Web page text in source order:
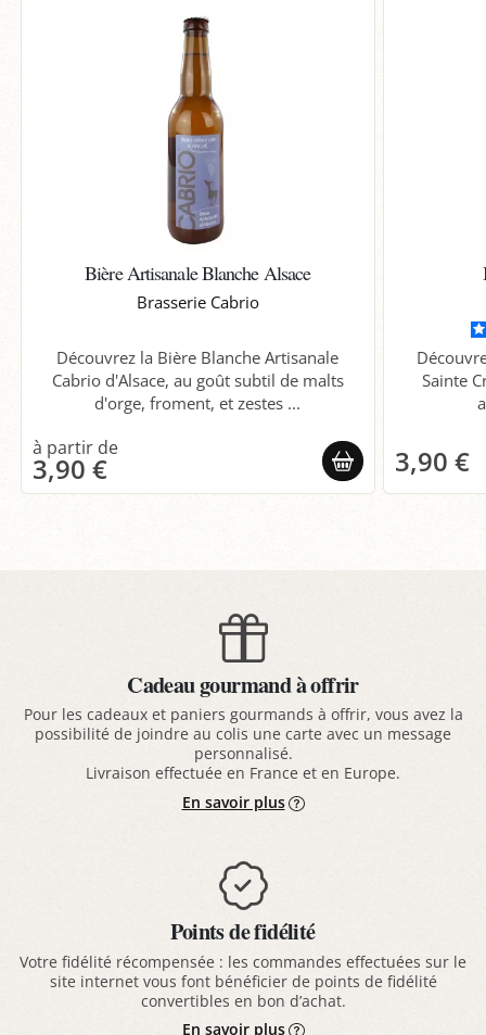
Bière Artisanale Blanche Alsace
Brasserie Cabrio
Découvrez la Bière Blanche Artisanale
Cabrio d'Alsace, au goût subtil de malts
d'orge, froment, et zestes ...
3,90 €
Sainte
3,90 €
Cadeau gourmand à offrir
Pour les cadeaux et paniers gourmands à offrir, vous avez la
possibilité de joindre au colis une carte avec un message
personnalisé.
Livraison effectuée en France et en Europe.
En savoir plus
Points de fidélité
Votre fidélité récompensée : les commandes effectuées sur le
site internet vous font bénéficier de points de fidélité
convertibles en bon d’achat.
En savoir plus